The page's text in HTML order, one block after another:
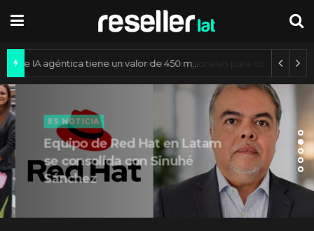
ES NOTICIA
Equipo de Red Hat en Latam
se consolida con Sinuhé
Sánchez